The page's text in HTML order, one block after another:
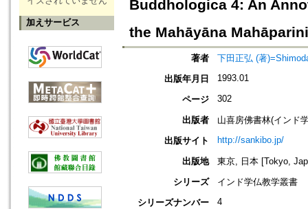
加えサービス
Buddhologica 4: An
the Mahāyāna
著者
下田正弘 (著
出版年月日
1993.01
ページ 302
出版者
山喜房佛書林(インド
出版サイト
http://sankibo.jp/
出版地
東京, 日本 [Tokyo,
シリーズ
インド学仏教学叢書
シリーズナンバー
4